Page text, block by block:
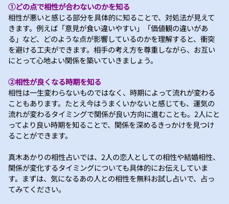
①どの点で相性が合わないのかを知る
相性が悪いと感じる部分を具体的に知ることで、対処法が見えて
きます。例えば「意見が食い違いやすい」「価値観の違いがあ
る」など、どのような点が影響しているのかを理解すると、衝突
を避ける工夫ができます。相手の考え方を尊重しながら、お互い
にとって心地よい関係を築いていきましょう。
②相性が良くなる時期を知る
相性は一生変わらないものではなく、時期によって流れが変わる
こともあります。たとえ今はうまくいかないと感じても、運気の
流れが変わるタイミングで関係が良い方向に進むことも。2人にと
ってより良い時期を知ることで、関係を深めるきっかけを見つけ
ることができます。
真木あかりの相性占いでは、2人の恋人としての相性や結婚相性、
関係が変化するタイミングについても具体的にお伝えしていま
す。まずは、気になるあの人との相性を無料お試し占いで、占っ
てみてください。